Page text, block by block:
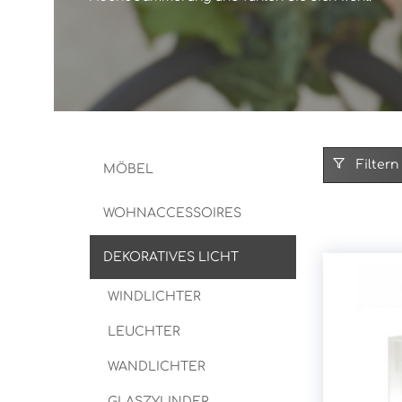
STANDLICHTER
PFLANZGEFÄSSE
MÖBEL
WOHNACCESSOIRES
DEKORATIVES LICHT
WINDLICHTER
LEUCHTER
WANDLICHTER
Filtern